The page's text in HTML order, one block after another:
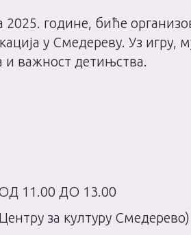
године, биће
у Смедереву. Уз игру,
и важност детињства.
11.00 ДО 13.00
за културу Смедерево)